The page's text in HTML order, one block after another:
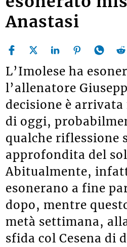
Anastasi
L’Imolese ha
l’allenatore
decisione è
di oggi,
qualche riflessione
approfondita del
Abitualmente,
esonerano a fine
dopo, mentre
metà settimana,
sfida col Cesena di